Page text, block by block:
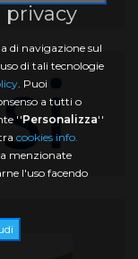
privacy
di navigazione sul
di tali tecnologie
. Puoi
a tutti o
''Personalizza''
cookies info.
menzionate
l'uso facendo